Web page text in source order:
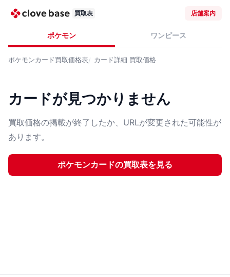
買取表 店舗案内
ポケモン ワンピース
ポケモンカード買取価格表 カード詳細 買取価格
カードが見つかりません
買取価格の掲載が終了したか、URLが変更された可能性が
あります。
ポケモンカードの買取表を見る